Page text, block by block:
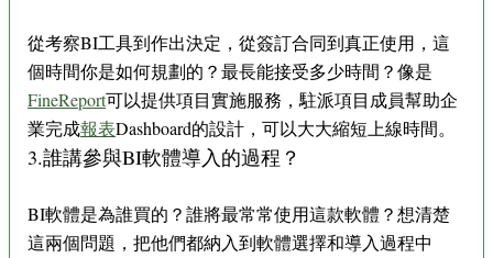
從考察BI工具到作出決定，從簽訂合同到真正使用，這
個時間你是如何規劃的？最長能接受多少時間？像是
FineReport可以提供項目實施服務，駐派項目成員幫助企
業完成報表Dashboard的設計，可以大大縮短上線時間。
3.誰講參與BI軟體導入的過程？
BI軟體是為誰買的？誰將最常常使用這款軟體？想清楚
這兩個問題，把他們都納入到軟體選擇和導入過程中